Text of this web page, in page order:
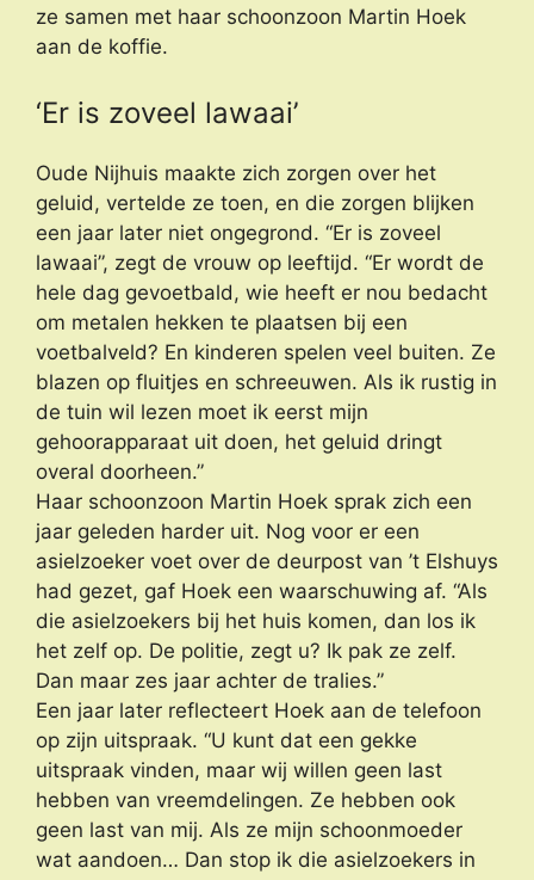
ze samen met haar schoonzoon Martin Hoek
aan de koffie.
‘Er is zoveel lawaai’
Oude Nijhuis maakte zich zorgen over het
geluid, vertelde ze toen, en die zorgen blijken
een jaar later niet ongegrond. “Er is zoveel
lawaai”, zegt de vrouw op leeftijd. “Er wordt de
hele dag gevoetbald, wie heeft er nou bedacht
om metalen hekken te plaatsen bij een
voetbalveld? En kinderen spelen veel buiten. Ze
blazen op fluitjes en schreeuwen. Als ik rustig in
de tuin wil lezen moet ik eerst mijn
gehoorapparaat uit doen, het geluid dringt
overal doorheen.”
Haar schoonzoon Martin Hoek sprak zich een
jaar geleden harder uit. Nog voor er een
asielzoeker voet over de deurpost van ’t Elshuys
had gezet, gaf Hoek een waarschuwing af. “Als
die asielzoekers bij het huis komen, dan los ik
het zelf op. De politie, zegt u? Ik pak ze zelf.
Dan maar zes jaar achter de tralies.”
Een jaar later reflecteert Hoek aan de telefoon
op zijn uitspraak. “U kunt dat een gekke
uitspraak vinden, maar wij willen geen last
hebben van vreemdelingen. Ze hebben ook
geen last van mij. Als ze mijn schoonmoeder
wat aandoen… Dan stop ik die asielzoekers in